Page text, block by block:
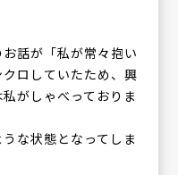
話が「私が常々抱い
ロしていたため、興
がしゃべっておりま
な状態となってしま